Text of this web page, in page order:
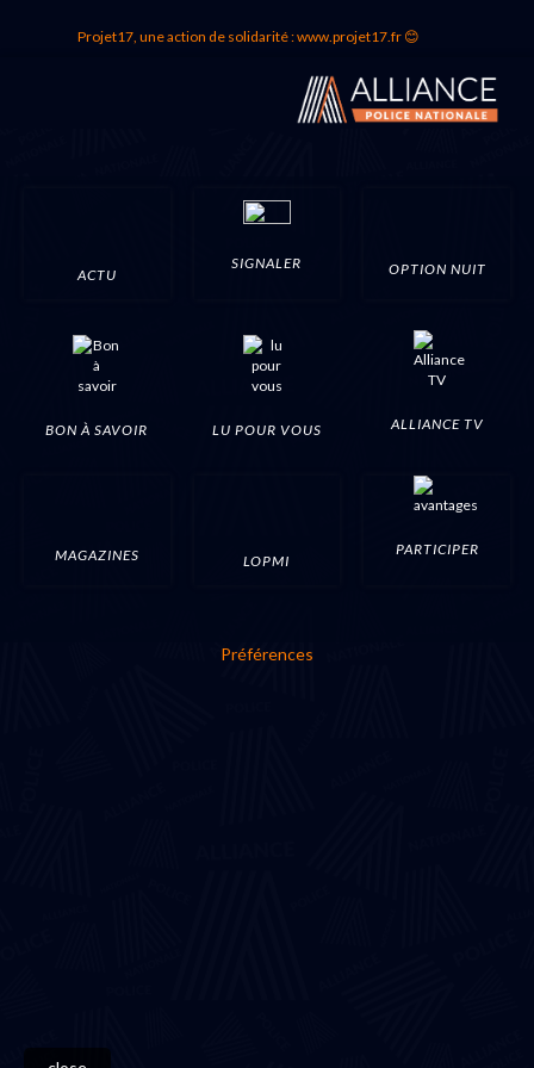
Projet17, une action de solidarité : www.projet17.fr 😊
ACTU
SIGNALER OPTION NUIT
BON À SAVOIR LU POUR VOUS ALLIANCE TV
MAGAZINES LOPMI
PARTICIPER
Préférences